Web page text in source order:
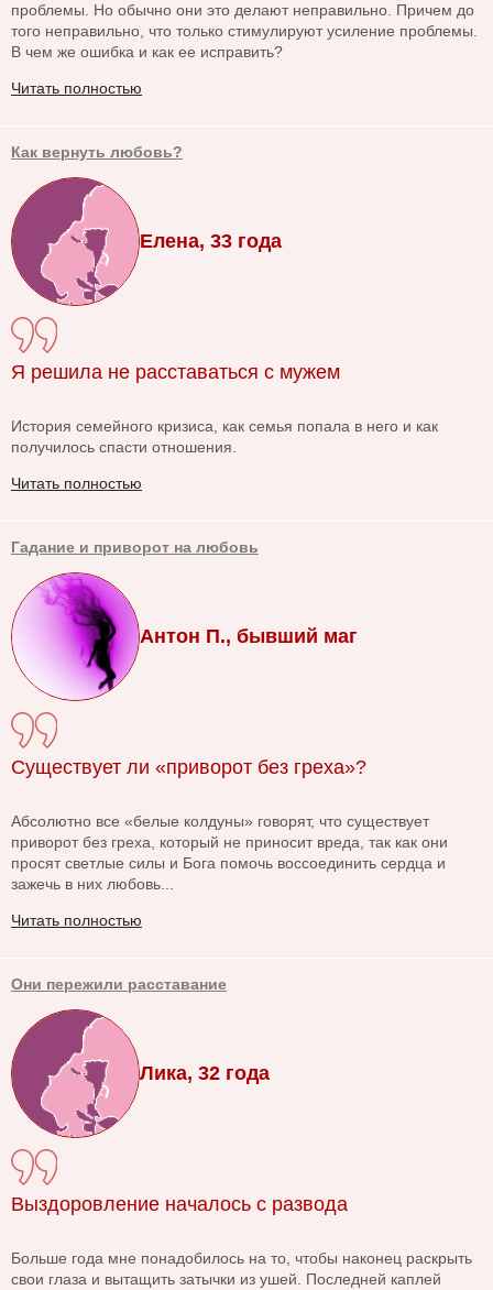
проблемы. Но обычно они это делают неправильно. Причем до
того неправильно, что только стимулируют усиление проблемы.
В чем же ошибка и как ее исправить?
Читать полностью
Как вернуть любовь?
Елена, 33 года
Я решила не расставаться с мужем
История семейного кризиса, как семья попала в него и как
получилось спасти отношения.
Читать полностью
Гадание и приворот на любовь
Антон П., бывший маг
Существует ли «приворот без греха»?
Абсолютно все «белые колдуны» говорят, что существует
приворот без греха, который не приносит вреда, так как они
просят светлые силы и Бога помочь воссоединить сердца и
зажечь в них любовь...
Читать полностью
Они пережили расставание
Лика, 32 года
Выздоровление началось с развода
Больше года мне понадобилось на то, чтобы наконец раскрыть
свои глаза и вытащить затычки из ушей. Последней каплей